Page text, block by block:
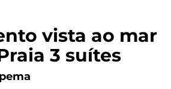
vista ao mar
3 suítes